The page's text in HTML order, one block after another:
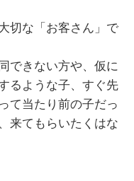
切な「お客さん」で
できない方や、仮に
るような子、すぐ先
て当たり前の子だっ
来てもらいたくはな